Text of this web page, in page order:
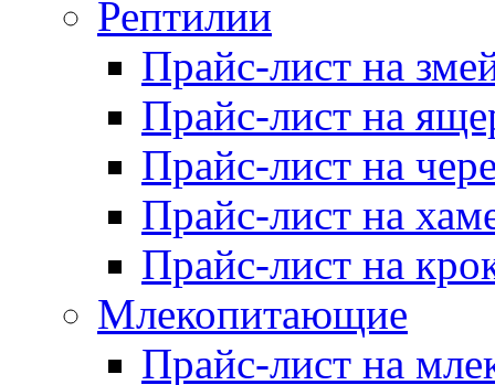
Рептилии
Прайс-лист на
Прайс-лист на
Прайс-лист на
Прайс-лист на
Прайс-лист на
Млекопитающие
Прайс-лист на